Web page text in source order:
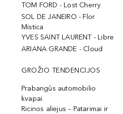
TOM FORD - Lost Cherry
SOL DE JANEIRO - Flor
Mistica
YVES SAINT LAURENT - Libre
ARIANA GRANDE - Cloud
GROŽIO TENDENCIJOS
Prabangūs automobilio
kvapai
Ricinos aliejus – Patarimai ir